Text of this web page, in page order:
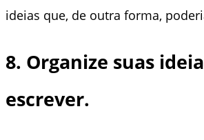
ideias que, de outra forma,
8. Organize suas
escrever.